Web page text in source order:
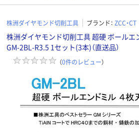
株洲ダイヤモンド切削工具 ブランド： ZCC・CT
株洲ダイヤモンド切削工具 超硬 ボールエ
GM-2BL-R3.5 1セット(3本)（直送品）
（0件のレビュー）